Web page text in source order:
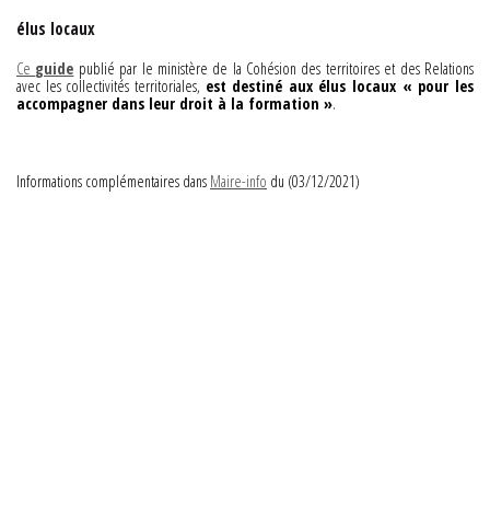
élus locaux
Ce guide publié par le ministère de la Cohésion des territoires et des Relations
avec les collectivités territoriales, est destiné aux élus locaux « pour les
accompagner dans leur droit à la formation ».
Informations complémentaires dans Maire-info du (03/12/2021)